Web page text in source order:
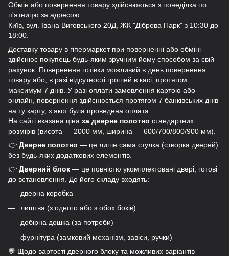
Обмін або повернення товару здійснюється з понеділка по
п'ятницю за адресою:
Київ, вул. Івана Виговського 20Д, ЖК "Діброва Парк" з 10:30 до
18:00.
Доставку товару в гіпермаркет при поверненні або обміні
здійснює покупець будь-яким зручним йому способом за свій
рахунок. Повернення готівки можливий в день повернення
товару або, в разі відсутності грошей в касі, протягом
максимум 7 днів. У разі оплати замовлення картою або
онлайн, повернення здійснюється протягом 7 банківських днів
на ту карту, з якої була проведена оплата.
На сайті вказана ціна за дверне полотно стандартних
розмірів (висота — 2000 мм, ширина — 600/700/800/900 мм).
👉 Дверне полотно — це лише сама стулка (створка дверей)
без будь-яких додаткових елементів.
👉 Дверний блок — це повністю укомплектовані двері, готові
до встановлення. До його складу входять:
дверна коробка
лиштва (з одного або з обох боків)
добірна дошка (за потреби)
фурнітура (замковий механізм, завіси, ручки)
💬 Щодо вартості дверного блоку та можливих варіантів